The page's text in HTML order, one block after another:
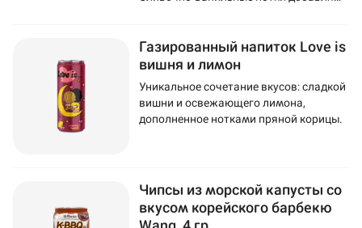
Газированный напиток Love is
вишня и лимон
Уникальное сочетание вкусов: сладкой
вишни и освежающего лимона,
дополненное нотками пряной корицы.
Чипсы из морской капусты со
вкусом корейского барбекю